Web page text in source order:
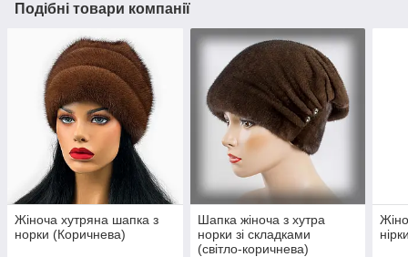
Подібні товари компанії
Жіноча хутряна шапка з
норки (Коричнева)
Шапка жіноча з хутра
норки зі складками
(світло-коричнева)